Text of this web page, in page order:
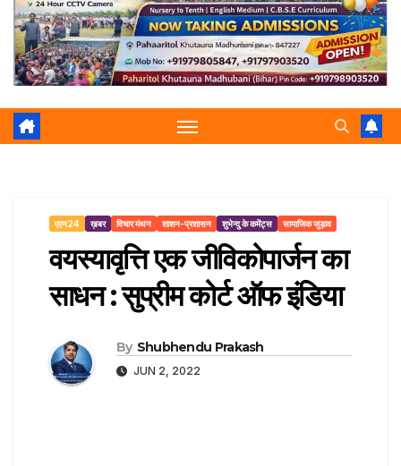
एएन24 ख़बर विचार मंथन शाशन-प्रशासन शुभेन्दु के कमेंट्स सामाजिक जुड़ाव
वयस्यावृत्ति एक जीविकोपार्जन का
साधन : सुप्रीम कोर्ट ऑफ इंडिया
By Shubhendu Prakash
JUN 2, 2022
pa
m
e